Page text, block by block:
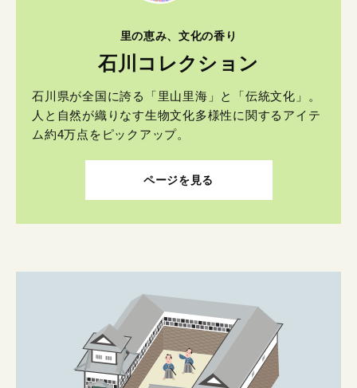
里の恵み、文化の香り
石川コレクション
石川県が全国に誇る「里山里海」と「伝統文化」。
人と自然が織りなす生物文化多様性に関するアイテ
ム約4万点をピックアップ。
ページを見る